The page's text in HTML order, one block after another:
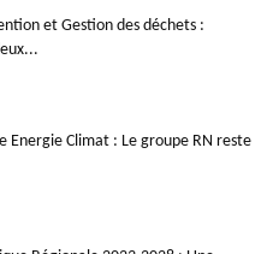
et Gestion des déchets :
Energie Climat : Le groupe RN reste